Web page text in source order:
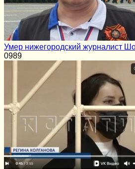
Умер нижегородский журналист
0989